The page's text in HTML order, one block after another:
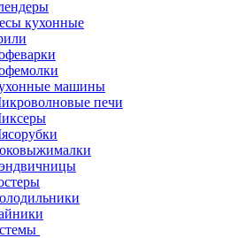
кухонные
машины
печи